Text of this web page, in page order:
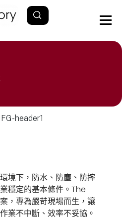
境下，防水、防塵、防摔
穩定的基本條件。The
，專為嚴苛現場而生，讓
業不中斷、效率不妥協。